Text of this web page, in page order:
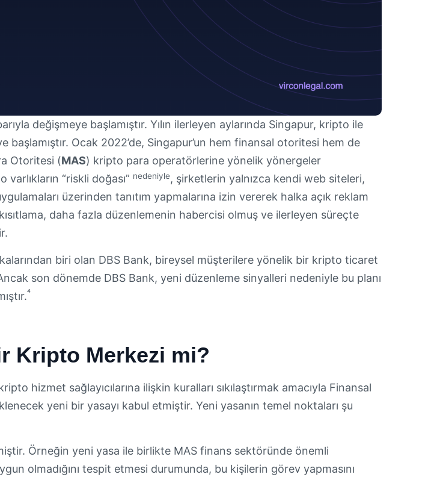
değişmeye başlamıştır. Yılın ilerleyen aylarında Singapur, kripto ile
başlamıştır. Ocak 2022’de, Singapur’un hem finansal otoritesi hem de
Otoritesi (MAS) kripto para operatörlerine yönelik yönergeler
varlıkların “riskli doğası” nedeniyle, şirketlerin yalnızca kendi web siteleri,
üzerinden tanıtım yapmalarına izin vererek halka açık reklam
kısıtlama, daha fazla düzenlemenin habercisi olmuş ve ilerleyen süreçte
biri olan DBS Bank, bireysel müşterilere yönelik bir kripto ticaret
Ancak son dönemde DBS Bank, yeni düzenleme sinyalleri nedeniyle bu planı
⁴
Kripto Merkezi mi?
hizmet sağlayıcılarına ilişkin kuralları sıkılaştırmak amacıyla Finansal
yeni bir yasayı kabul etmiştir. Yeni yasanın temel noktaları şu
Örneğin yeni yasa ile birlikte MAS finans sektöründe önemli
olmadığını tespit etmesi durumunda, bu kişilerin görev yapmasını